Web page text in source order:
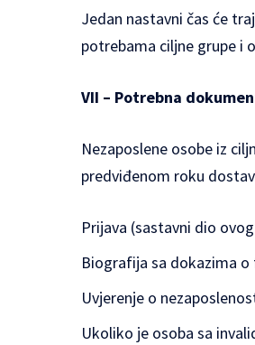
Jedan nastavni čas će
potrebama ciljne grupe i
VII – Potrebna
Nezaposlene osobe iz
predviđenom roku
Prijava (sastavni dio
Biografija sa dokazima
Uvjerenje o
Ukoliko je osoba sa